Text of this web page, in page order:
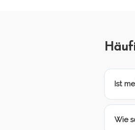
Ist
Wie